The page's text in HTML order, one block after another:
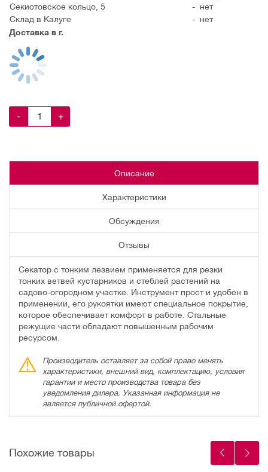
Секиотовское кольцо, 5
- нет
Склад в Калуге
- нет
Доставка в г.
- +
Описание
Характеристики
Обсуждения
Отзывы
Секатор с тонким лезвием применяется для резки
тонких ветвей кустарников и стеблей растений на
садово-огородном участке. Инструмент прост и удобен в
применении, его рукоятки имеют специальное покрытие,
которое обеспечивает комфорт в работе. Стальные
режущие части обладают повышенным рабочим
ресурсом.
Производитель оставляет за собой право менять
характеристики, внешний вид, комплектацию, условия
гарантии и место производства товара без
уведомления дилера. Указанная информация не
является публичной офертой.
Похожие товары